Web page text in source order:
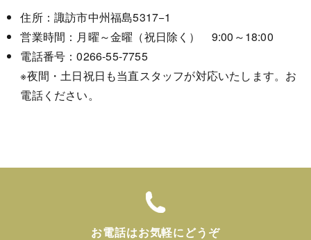
住所：諏訪市中州福島5317−1
営業時間：月曜～金曜（祝日除く） 9:00～18:00
電話番号：0266-55-7755
※夜間・土日祝日も当直スタッフが対応いたします。お
電話ください。
お電話はお気軽にどうぞ